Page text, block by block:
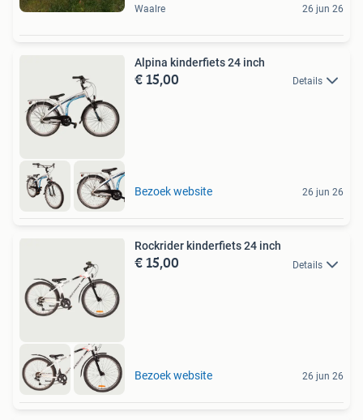
Waalre 26 jun 26
Alpina kinderfiets 24 inch
€ 15,00 Details
Bezoek website 26 jun 26
Rockrider kinderfiets 24 inch
€ 15,00 Details
Bezoek website 26 jun 26